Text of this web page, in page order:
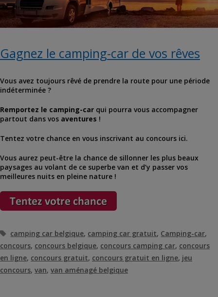
Gagnez le camping-car de vos rêves
Vous avez toujours rêvé de prendre la route pour une période
indéterminée ?
Remportez le camping-car qui pourra vous accompagner
partout dans vos aventures !
Tentez votre chance en vous inscrivant au concours ici.
Vous aurez peut-être la chance de sillonner les plus beaux
paysages au volant de ce superbe van et d’y passer vos
meilleures nuits en pleine nature !
Étiquettes
camping car belgique, camping car gratuit, Camping-car,
concours, concours belgique, concours camping car, concours
en ligne, concours gratuit, concours gratuit en ligne, jeu
concours, van, van aménagé belgique